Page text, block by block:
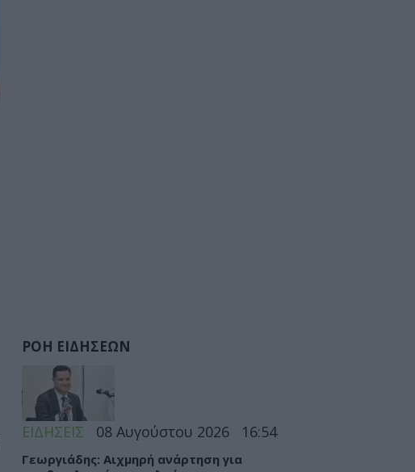
ΡΟΗ ΕΙΔΗΣΕΩΝ
ΕΙΔΗΣΕΙΣ 08 Αυγούστου 2026 16:54
Γεωργιάδης: Αιχμηρή ανάρτηση για